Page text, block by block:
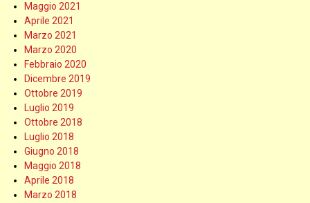
Maggio 2021
Aprile 2021
Marzo 2021
Marzo 2020
Febbraio 2020
Dicembre 2019
Ottobre 2019
Luglio 2019
Ottobre 2018
Luglio 2018
Giugno 2018
Maggio 2018
Aprile 2018
Marzo 2018